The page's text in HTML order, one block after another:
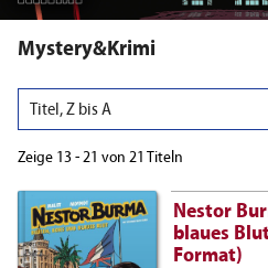
Mystery&Krimi
Titel, Z bis A
Zeige 13 - 21 von 21 Titeln
Nestor
blaues
Format)